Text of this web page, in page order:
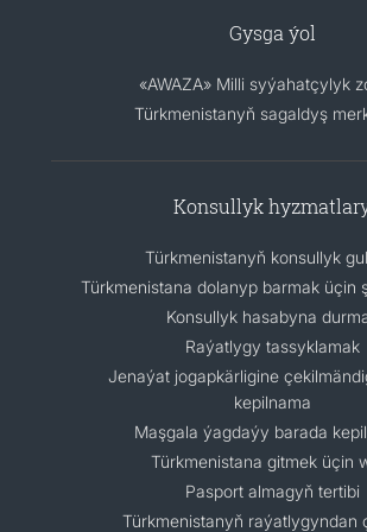
Gysga ýol
«AWAZA» Milli syýahatçylyk
Türkmenistanyň sagaldyş
Konsullyk
Türkmenistanyň konsullyk
Türkmenistana dolanyp barmak üçin
Konsullyk hasabyna
Raýatlygy tassyklamak
Jenaýat jogapkärligine
kepilnama
Maşgala ýagdaýy barada
Türkmenistana gitmek üçin
Pasport almagyň tertibi
Türkmenistanyň raýatlygyndan